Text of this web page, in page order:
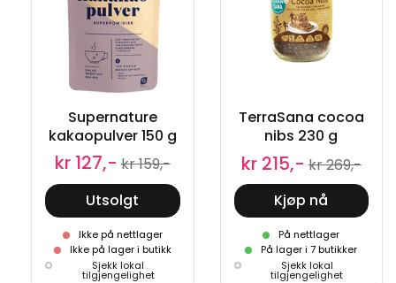
Supernature
kakaopulver 150 g
kr 127,- kr 159,-
Utsolgt
Ikke på nettlager
Ikke på lager i butikk
Sjekk lokal
tilgjengelighet
TerraSana cocoa
nibs 230 g
kr 215,- kr 269,-
Kjøp nå
På nettlager
På lager i 7 butikker
Sjekk lokal
tilgjengelighet